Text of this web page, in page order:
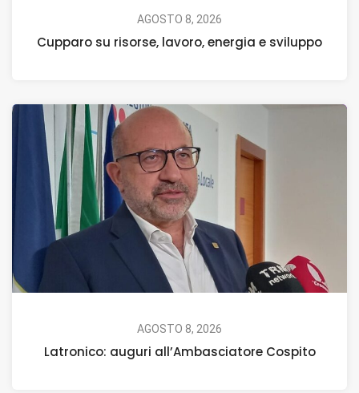
AGOSTO 8, 2026
Cupparo su risorse, lavoro, energia e sviluppo
AGOSTO 8, 2026
Latronico: auguri all’Ambasciatore Cospito